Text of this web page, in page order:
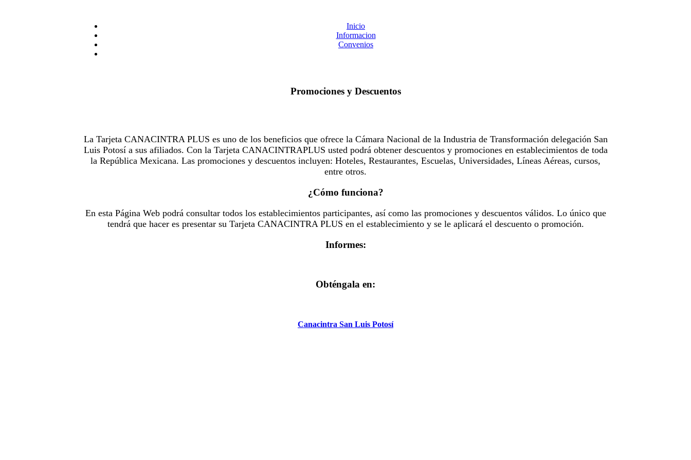
Inicio
Informacion
Convenios
Promociones y Descuentos
La Tarjeta CANACINTRA PLUS es uno de los beneficios que ofrece la Cámara Nacional de la Industria de Transformación delegación San
Luis Potosí a sus afiliados. Con la Tarjeta CANACINTRAPLUS usted podrá obtener descuentos y promociones en establecimientos de toda
la República Mexicana. Las promociones y descuentos incluyen: Hoteles, Restaurantes, Escuelas, Universidades, Líneas Aéreas, cursos,
entre otros.
¿Cómo funciona?
En esta Página Web podrá consultar todos los establecimientos participantes, así como las promociones y descuentos válidos. Lo único que
tendrá que hacer es presentar su Tarjeta CANACINTRA PLUS en el establecimiento y se le aplicará el descuento o promoción.
Informes:
Obténgala en:
Canacintra San Luis Potosí